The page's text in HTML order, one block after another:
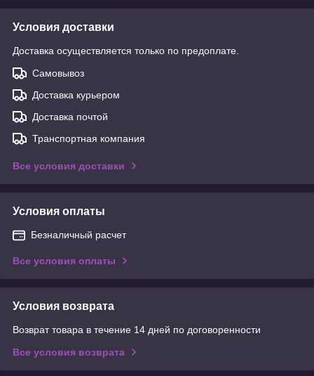
Условия доставки
Доставка осуществляется только по предоплате.
Самовывоз
Доставка курьером
Доставка почтой
Транспортная компания
Все условия доставки
Условия оплаты
Безналичный расчет
Все условия оплаты
Условия возврата
Возврат товара в течение 14 дней по договоренности
Все условия возврата